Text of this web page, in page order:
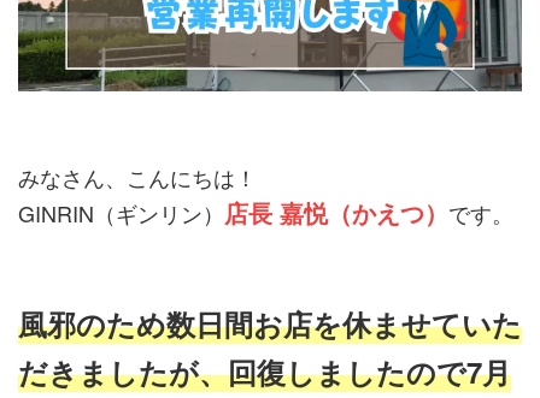
みなさん、こんにちは！
GINRIN（ギンリン） 店長 嘉悦（かえつ） です。
風邪のため数日間お店を休ませていた
だきましたが、回復しましたので7月